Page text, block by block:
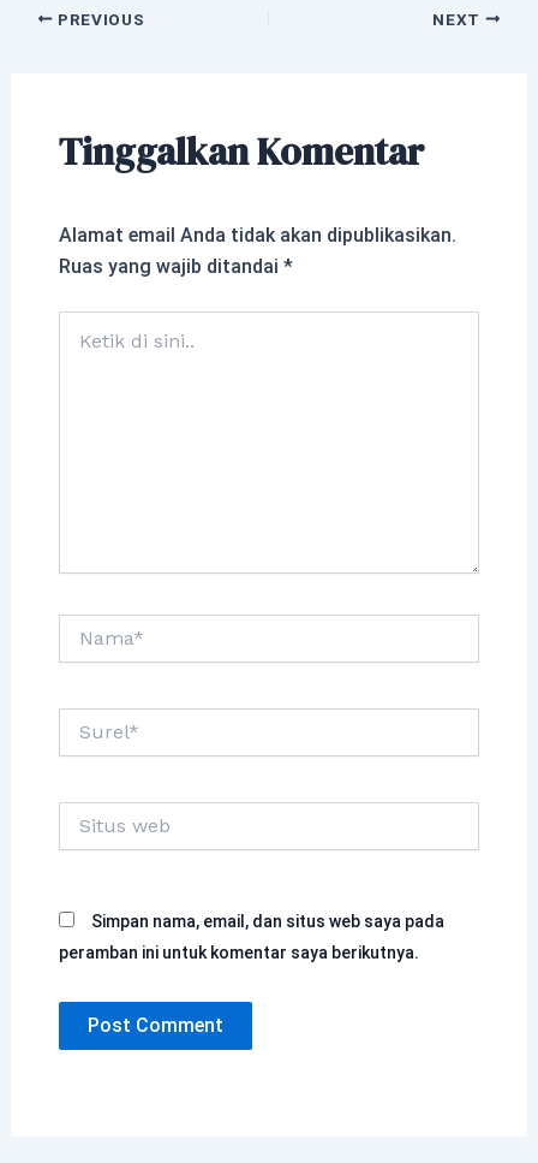
PREVIOUS NEXT
Tinggalkan Komentar
Alamat email Anda tidak akan dipublikasikan.
Ruas yang wajib ditandai *
web
Simpan nama, email, dan situs web saya pada
peramban ini untuk komentar saya berikutnya.